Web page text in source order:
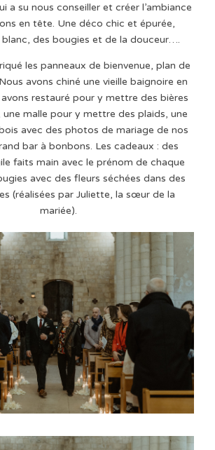
a su nous conseiller et créer l’ambiance
en tête. Une déco chic et épurée,
des bougies et de la douceur….
les panneaux de bienvenue, plan de
avons chiné une vieille baignoire en
restauré pour y mettre des bières
une malle pour y mettre des plaids, une
avec des photos de mariage de nos
bar à bonbons. Les cadeaux : des
faits main avec le prénom de chaque
avec des fleurs séchées dans des
(réalisées par Juliette, la sœur de la
mariée).